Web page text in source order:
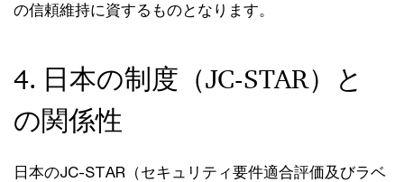
の信頼維持に資するものとなります。
4. 日本の制度（JC-STAR）と
の関係性
日本のJC-STAR（セキュリティ要件適合評価及びラベ